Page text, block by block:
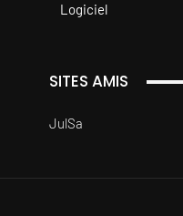
Logiciel
SITES AMIS
JulSa